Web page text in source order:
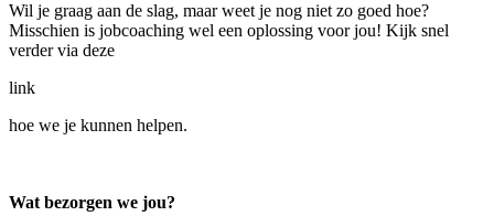
Wil je graag aan de slag, maar weet je nog niet zo goed hoe?
Misschien is jobcoaching wel een oplossing voor jou! Kijk snel
verder via deze
link
hoe we je kunnen helpen.
Wat bezorgen we jou?